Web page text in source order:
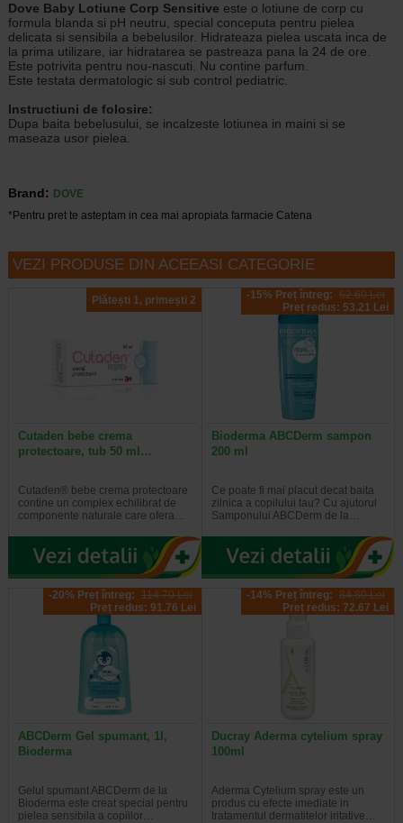
Dove Baby Lotiune Corp Sensitive este o lotiune de corp cu
formula blanda si pH neutru, special conceputa pentru pielea
delicata si sensibila a bebelusilor. Hidrateaza pielea uscata inca de
la prima utilizare, iar hidratarea se pastreaza pana la 24 de ore.
Este potrivita pentru nou-nascuti. Nu contine parfum.
Este testata dermatologic si sub control pediatric.
Instructiuni de folosire:
Dupa baita bebelusului, se incalzeste lotiunea in maini si se
maseaza usor pielea.
Brand:
DOVE
*Pentru pret te asteptam in cea mai apropiata farmacie Catena
VEZI PRODUSE DIN ACEEASI CATEGORIE
Plătești 1, primești 2
Cutaden bebe crema
protectoare, tub 50 ml…
Cutaden® bebe crema protectoare
contine un complex echilibrat de
componente naturale care ofera…
-15% Preț întreg: 62.60 Lei
Preț redus: 53.21 Lei
Bioderma ABCDerm sampon
200 ml
Ce poate fi mai placut decat baita
zilnica a copilului tau? Cu ajutorul
Samponului ABCDerm de la…
-20% Preț întreg: 114.70 Lei
Preț redus: 91.76 Lei
ABCDerm Gel spumant, 1l,
Bioderma
Gelul spumant ABCDerm de la
Bioderma este creat special pentru
pielea sensibila a copiilor…
-14% Preț întreg: 84,80 Lei
Preț redus: 72.67 Lei
Ducray Aderma cytelium spray
100ml
Aderma Cytelium spray este un
produs cu efecte imediate in
tratamentul dermatitelor iritative…